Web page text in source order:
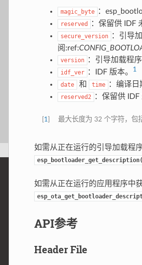
magic_byte ：
reserved ：保留供 IDF
secure_version
：引导
阅:ref:
version ：引导加载程
idf_ver ：IDF 版本。 1
date 和 time ：编译日
reserved2 ：保留供 IDF
1 最大长度为 32 个字符，包
如需从正在运行的引导加载程
如需从正在运行的应用程序中
API参考
Header File